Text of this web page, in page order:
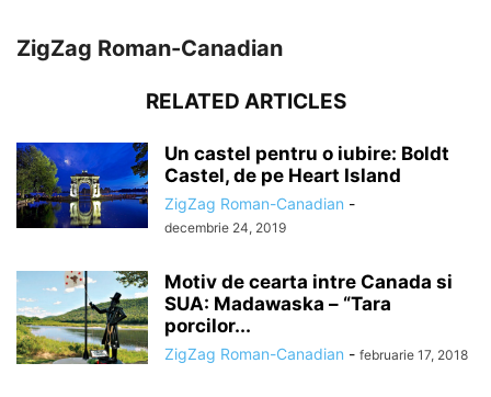
ZigZag Roman-Canadian
RELATED ARTICLES
Un castel pentru o iubire: Boldt
Castel, de pe Heart Island
ZigZag Roman-Canadian -
decembrie 24, 2019
Motiv de cearta intre Canada si
SUA: Madawaska – “Tara
porcilor...
ZigZag Roman-Canadian - februarie 17, 2018